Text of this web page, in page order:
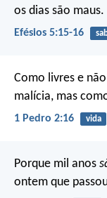
os dias são maus.
Efésios 5:15-16
Como livres e
malícia, mas
1 Pedro 2:16 vida
Porque mil anos
ontem que